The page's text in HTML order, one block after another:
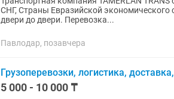
СНГ, Страны Евразийской
двери до двери. Перевозка...
Павлодар, позавчера
Грузоперевозки, логистика,
5 000 - 10 000 ₸